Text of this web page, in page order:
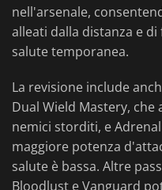
nell'arsenale,
alleati dalla distanza e
salute temporanea.
La revisione include
Dual Wield Mastery,
nemici storditi, e
maggiore potenza
salute è bassa. Altre
Bloodlust e Vanguard